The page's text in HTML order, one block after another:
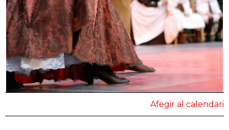
Afegir al calendari